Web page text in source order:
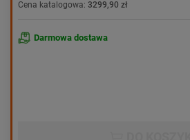
Cena katalogowa: 3299,90 zł
Darmowa dostawa